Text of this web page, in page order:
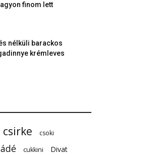
finom lett
nélküli barackos
krémleves
csirke csoki
cukkini Divat